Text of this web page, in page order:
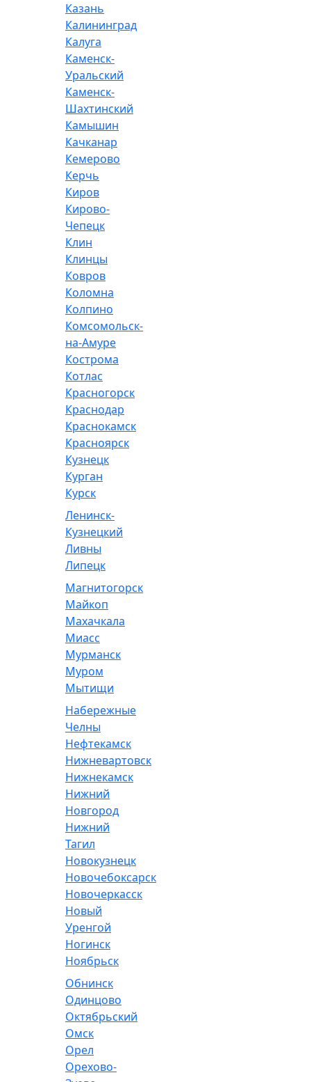
Казань
Калининград
Калуга
Каменск-
Уральский
Каменск-
Шахтинский
Камышин
Качканар
Кемерово
Керчь
Киров
Кирово-
Чепецк
Клин
Клинцы
Ковров
Коломна
Колпино
Комсомольск-
на-Амуре
Кострома
Котлас
Красногорск
Краснодар
Краснокамск
Красноярск
Кузнецк
Курган
Курск
Ленинск-
Кузнецкий
Ливны
Липецк
Магнитогорск
Майкоп
Махачкала
Миасс
Мурманск
Муром
Мытищи
Набережные
Челны
Нефтекамск
Нижневартовск
Нижнекамск
Нижний
Новгород
Нижний
Тагил
Новокузнецк
Новочебоксарск
Новочеркасск
Новый
Уренгой
Ногинск
Ноябрьск
Обнинск
Одинцово
Октябрьский
Омск
Орел
Орехово-